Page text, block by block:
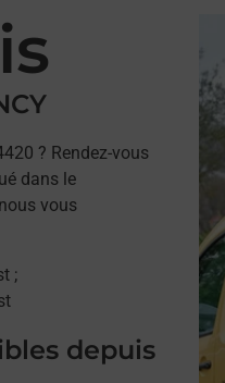
? Rendez-vous
dans le
vous
;
depuis